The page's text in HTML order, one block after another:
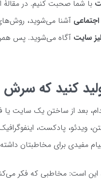
با شما صحبت کنیم. در مقالۀ
آشنا می‌شوید،
سایت آگاه می‌شوید. پس
کنید که سرش
بعد از ساختن یک سایت یا
ویدئو، پادکست،
مفیدی برای مخاطبتان
این است: مخاطبی که فکر